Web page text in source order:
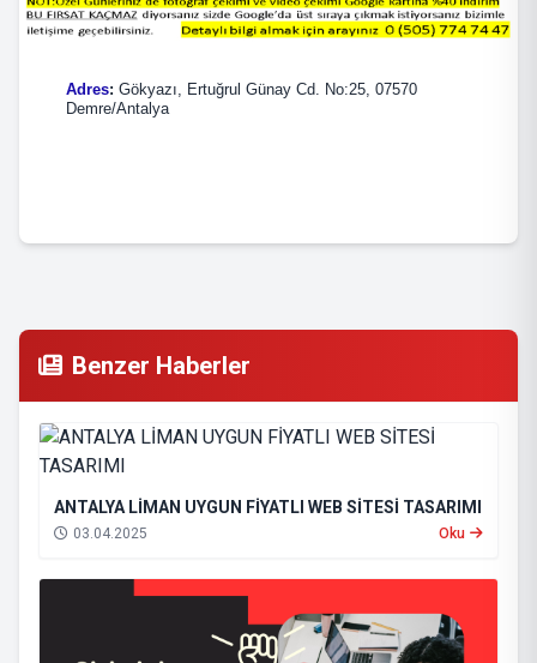
Adres: Gökyazı, Ertuğrul Günay Cd. No:25, 07570
Demre/Antalya
Benzer Haberler
ANTALYA LİMAN UYGUN FİYATLI WEB SİTESİ TASARIMI
03.04.2025 Oku